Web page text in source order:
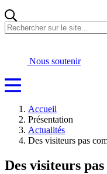
Rechercher
sur
Nous soutenir
Accueil
Présentation
Actualités
Des visiteurs pas
Des visiteurs